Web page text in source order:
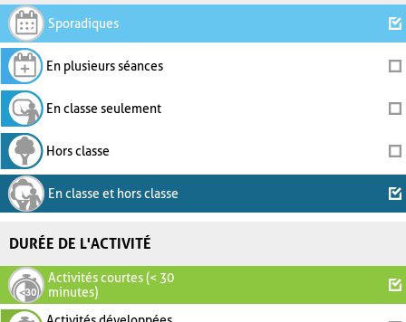
Sporadiques
En plusieurs séances
En classe seulement
Hors classe
En classe et hors classe
DURÉE DE L'ACTIVITÉ
Activités courtes (< 30
minutes)